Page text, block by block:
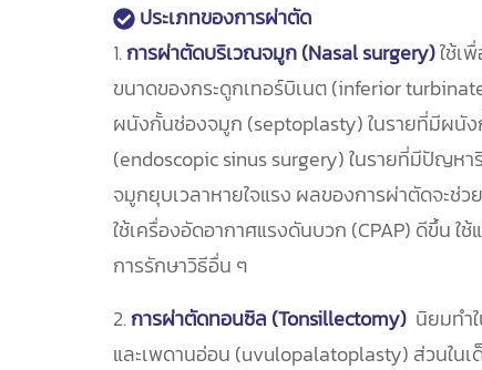
ประเภทของการผ่าตัด
1.การผ่าตัดบริเวณจมูก (Nasal surgery)ใช้เ
ขนาดของกระดูกเทอร์บิเนต (inferior
ผนังกั้นช่องจมูก (septoplasty) ในรายที่มีผนั
(endoscopic sinus surgery) ในรายที่มีปัญห
จมูกยุบเวลาหายใจแรง ผลของการผ่าตัดจะช่ว
ใช้เครื่องอัดอากาศแรงดันบวก (CPAP) ดีขึ้น
การรักษาวิธีอื่น ๆ
2.การผ่าตัดทอนซิล (Tonsillectomy) นิยมทำ
และเพดานอ่อน (uvulopalatoplasty) ส่วนใ